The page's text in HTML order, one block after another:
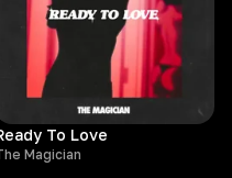
To Love
Magician